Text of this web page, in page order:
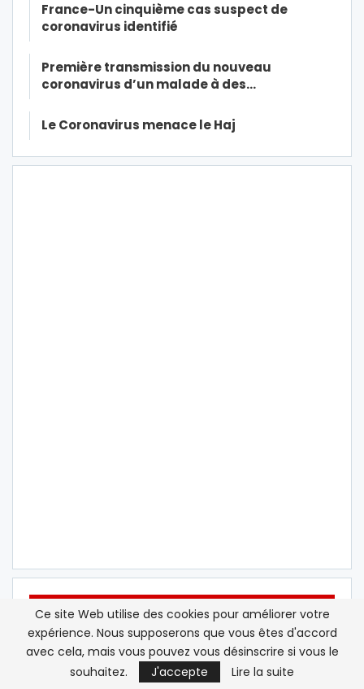
France-Un cinquième cas suspect de
coronavirus identifié
Première transmission du nouveau
coronavirus d’un malade à des…
Le Coronavirus menace le Haj
ATLASINFO SUR LES RÉSEAUX SOCIAUX
Twitter Suivez nous
Ce site Web utilise des cookies pour améliorer votre
expérience. Nous supposerons que vous êtes d'accord
avec cela, mais vous pouvez vous désinscrire si vous le
souhaitez.
J'accepte Lire la suite